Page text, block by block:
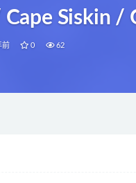
Siskin /
前 0 62